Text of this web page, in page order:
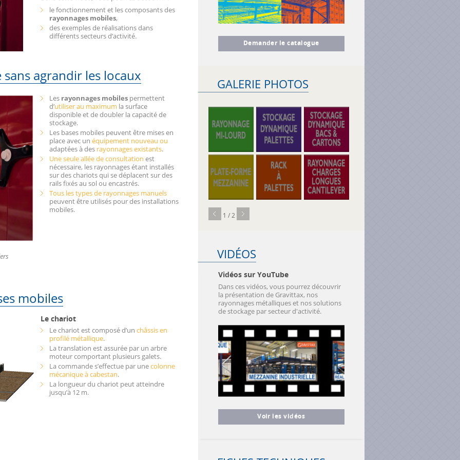
le fonctionnement et les composants des
rayonnages mobiles,
des exemples de réalisations dans
différents secteurs d’activité.
sans agrandir les locaux
Les rayonnages mobiles permettent
d’utiliser au maximum la surface
disponible et de doubler la capacité de
stockage.
Les bases mobiles peuvent être mises en
place avec unéquipement nouveau ou
adaptées à des rayonnages existants.
Une seule allée de consultation est
nécessaire, les rayonnages étant installés
sur des chariots qui se déplacent sur des
rails fixés au sol ou encastrés.
Tous les types de rayonnages manuels
peuvent être utilisés pour des installations
mobiles.
mobiles
Le chariot
Le chariot est composé d’unchâssis en
profilé métallique.
La translation est assurée par un arbre
moteur comportant plusieurs galets.
La commande s’effectue par unecolonne
mécanique à cabestan.
La longueur du chariot peut atteindre
jusqu’à 12 m.
Demander le catalogue
GALERIE PHOTOS
1 / 2
VIDÉOS
Vidéos sur YouTube
Dans ces vidéos, vous pourrez découvrir
la présentation de Gravittax, nos
rayonnages métalliques et nos solutions
de stockage par secteur d'activité.
Voir les vidéos